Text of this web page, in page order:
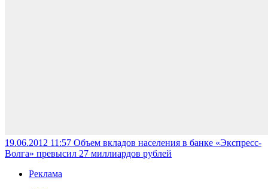
19.06.2012 11:57 Объем вкладов населения в банке «Экспресс-
Волга» превысил 27 миллиардов рублей
Реклама